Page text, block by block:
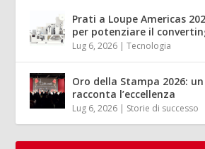
Prati a Loupe Americas
per potenziare il
Lug 6, 2026 |Tecnologia
Oro della Stampa 2026:
racconta l’eccellenza
Lug 6, 2026 | Storie di successo